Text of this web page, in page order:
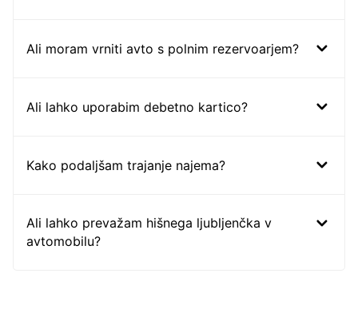
Ali moram vrniti avto s polnim rezervoarjem?
Ali lahko uporabim debetno kartico?
Kako podaljšam trajanje najema?
Ali lahko prevažam hišnega ljubljenčka v
avtomobilu?